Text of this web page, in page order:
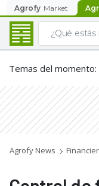
Agrofy Market
Temas del momento:
Agrofy News